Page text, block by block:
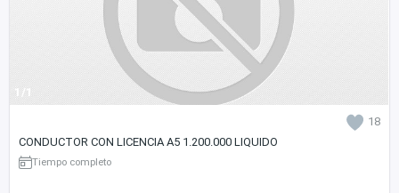
1/1
18
CONDUCTOR CON LICENCIA A5 1.200.000 LIQUIDO
Tiempo completo